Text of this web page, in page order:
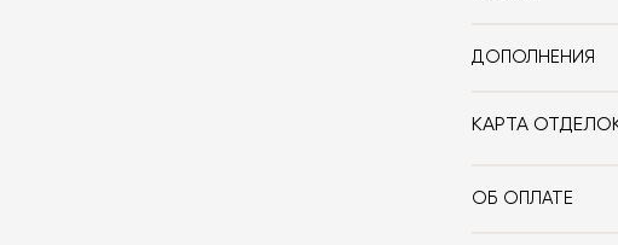
ДОПОЛНЕНИЯ
отделках.
КАРТА
ОБ ОПЛАТЕ